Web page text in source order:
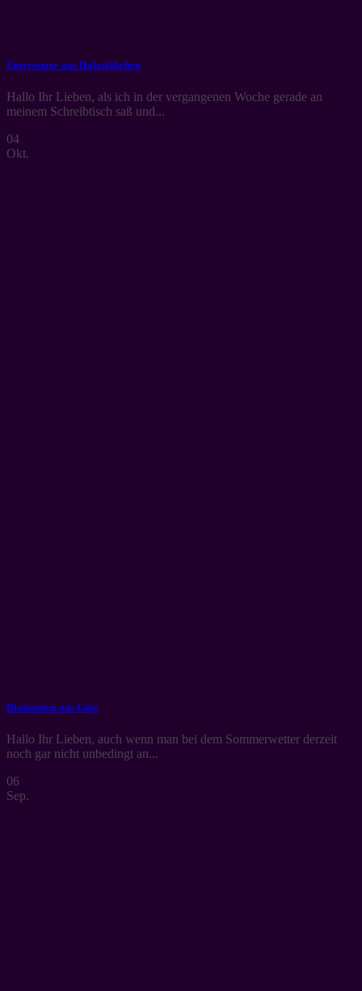
Untersetzer aus Holzstäbchen
Hallo Ihr Lieben, als ich in der vergangenen Woche gerade an
meinem Schreibtisch saß und...
04
Okt.
Diamanten aus Gips
Hallo Ihr Lieben, auch wenn man bei dem Sommerwetter derzeit
noch gar nicht unbedingt an...
06
Sep.